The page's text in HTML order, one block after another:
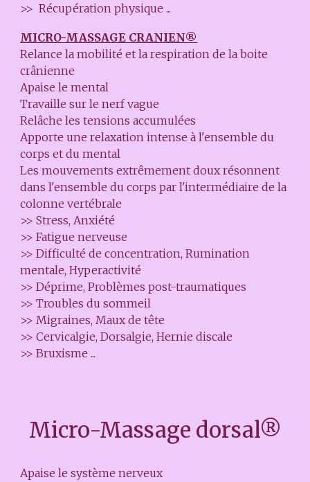
>> Récupération physique ...
MICRO-MASSAGE CRANIEN®
Relance la mobilité et la respiration de la boite
crânienne
Apaise le mental
Travaille sur le nerf vague
Relâche les tensions accumulées
Apporte une relaxation intense à l'ensemble du
corps et du mental
Les mouvements extrêmement doux résonnent
dans l'ensemble du corps par l'intermédiaire de la
colonne vertébrale
>> Stress, Anxiété
>> Fatigue nerveuse
>> Difficulté de concentration, Rumination
mentale, Hyperactivité
>> Déprime, Problèmes post-traumatiques
>> Troubles du sommeil
>> Migraines, Maux de tête
>> Cervicalgie, Dorsalgie, Hernie discale
>> Bruxisme ...
Micro-Massage dorsal®
Apaise le système nerveux